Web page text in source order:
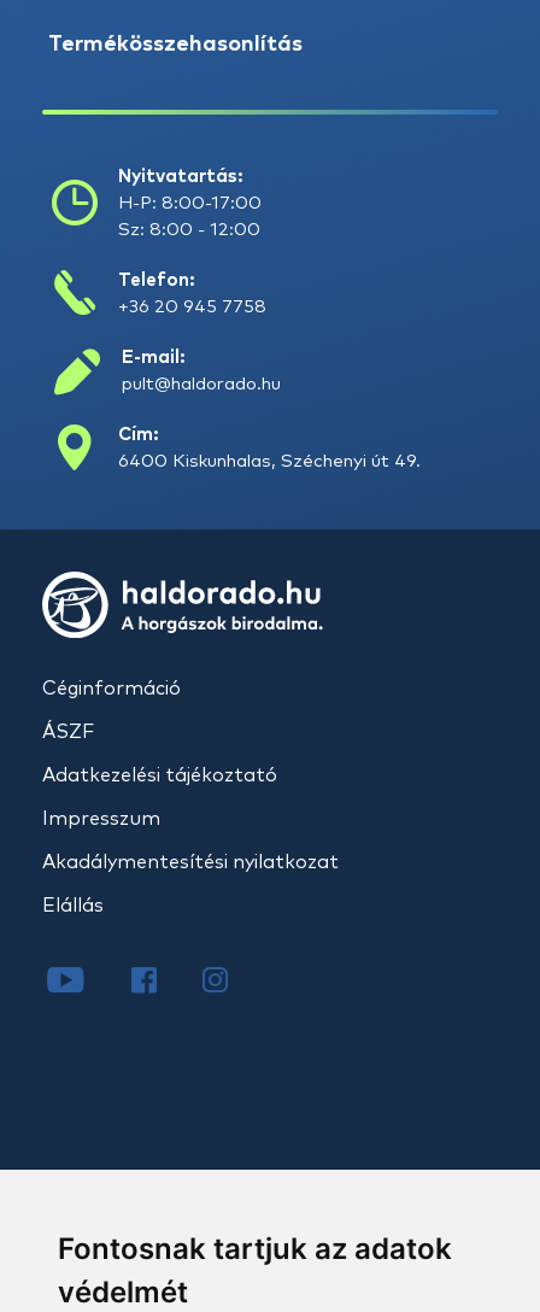
Fontosnak tartjuk az adatok
védelmét
Termékösszehasonlítás
Nyitvatartás:
H-P: 8:00-17:00
Sz: 8:00 - 12:00
Telefon:
+36 20 945 7758
E-mail:
pult@haldorado.hu
Cím:
6400 Kiskunhalas, Széchenyi út 49.
Céginformáció
ÁSZF
Adatkezelési tájékoztató
Impresszum
Akadálymentesítési nyilatkozat
Elállás